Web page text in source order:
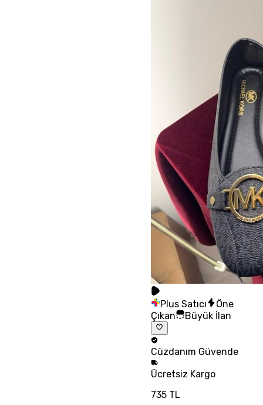
Plus Satıcı
Öne
Çıkan
Büyük İlan
Cüzdanım Güvende
Ücretsiz Kargo
735 TL